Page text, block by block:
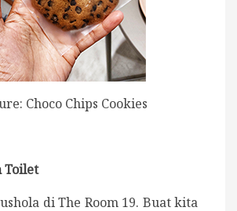
Choco Chips Cookies
Toilet
di The Room 19. Buat kita